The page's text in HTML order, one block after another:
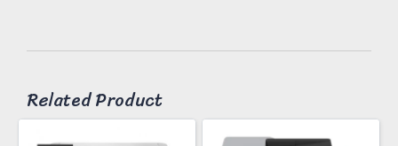
Related Product